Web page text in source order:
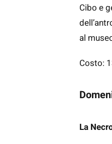
Cibo e
al
Costo:
La